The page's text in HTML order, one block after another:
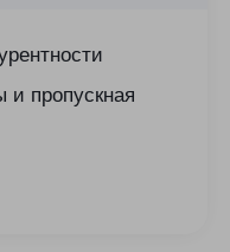
и пропускная